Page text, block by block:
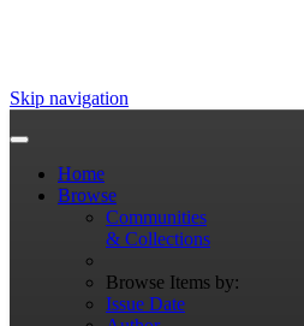
Skip navigation
Home
Browse
Communities
& Collections
Browse Items by:
Issue Date